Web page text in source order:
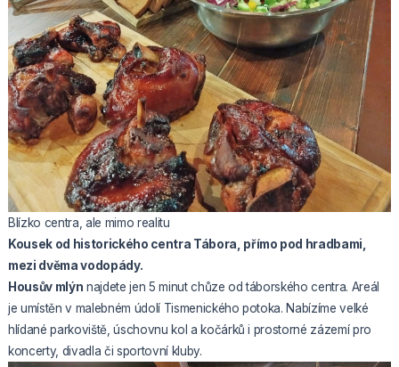
Blízko centra, ale mimo realitu
Kousek od historického centra Tábora, přímo pod hradbami,
mezi dvěma vodopády.
Housův mlýn najdete jen 5 minut chůze od táborského centra. Areál
je umístěn v malebném údolí Tismenického potoka. Nabízíme velké
hlídané parkoviště, úschovnu kol a kočárků i prostorné zázemí pro
koncerty, divadla či sportovní kluby.